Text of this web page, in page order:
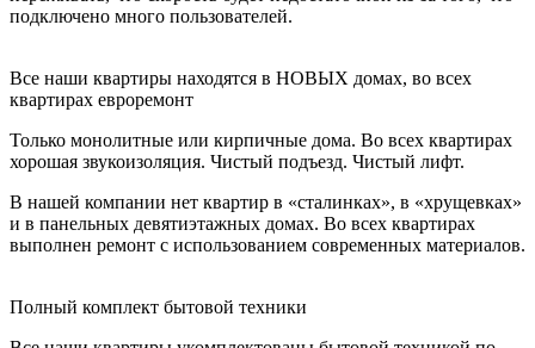
подключено много пользователей.
Все наши квартиры находятся в НОВЫХ домах, во всех
квартирах евроремонт
Только монолитные или кирпичные дома. Во всех квартирах
хорошая звукоизоляция. Чистый подъезд. Чистый лифт.
В нашей компании нет квартир в «сталинках», в «хрущевках»
и в панельных девятиэтажных домах. Во всех квартирах
выполнен ремонт с использованием современных материалов.
Полный комплект бытовой техники